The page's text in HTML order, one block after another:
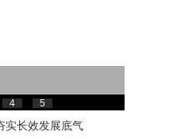
4 5
实长效发展底气